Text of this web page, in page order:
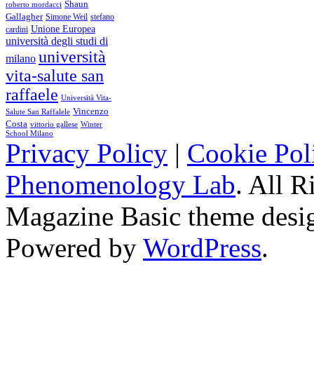
roberto mordacci Shaun
Gallagher Simone Weil stefano
cardini Unione Europea
università degli studi di
milano università
vita-salute san
raffaele Università Vita-
Salute San Raffalele Vincenzo
Costa vittorio gallese Winter
School Milano
Privacy Policy | Cookie
Phenomenology Lab. All
Magazine Basic theme
Powered by WordPress.